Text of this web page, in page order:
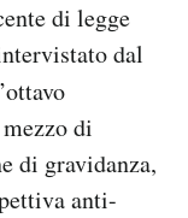
di legge
dal
di
di gravidanza,
anti-